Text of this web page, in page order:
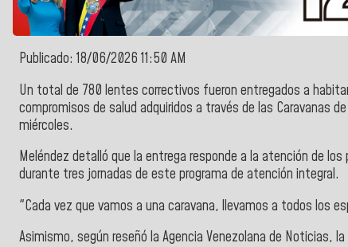
Publicado: 18/06/2026 11:50 AM
Un total de 780 lentes correctivos fueron entregados a
compromisos de salud adquiridos a través de las Caravanas
miércoles.
Meléndez detalló que la entrega responde a la atención de
durante tres jornadas de este programa de atención integral.
"Cada vez que vamos a una caravana, llevamos a todos los
Asimismo, según reseñó la Agencia Venezolana de Noticias,